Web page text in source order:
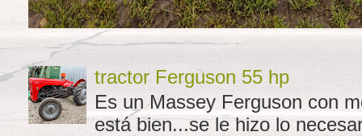
tractor Ferguson 55 hp
Es un Massey Ferguson con
está bien...se le hizo lo